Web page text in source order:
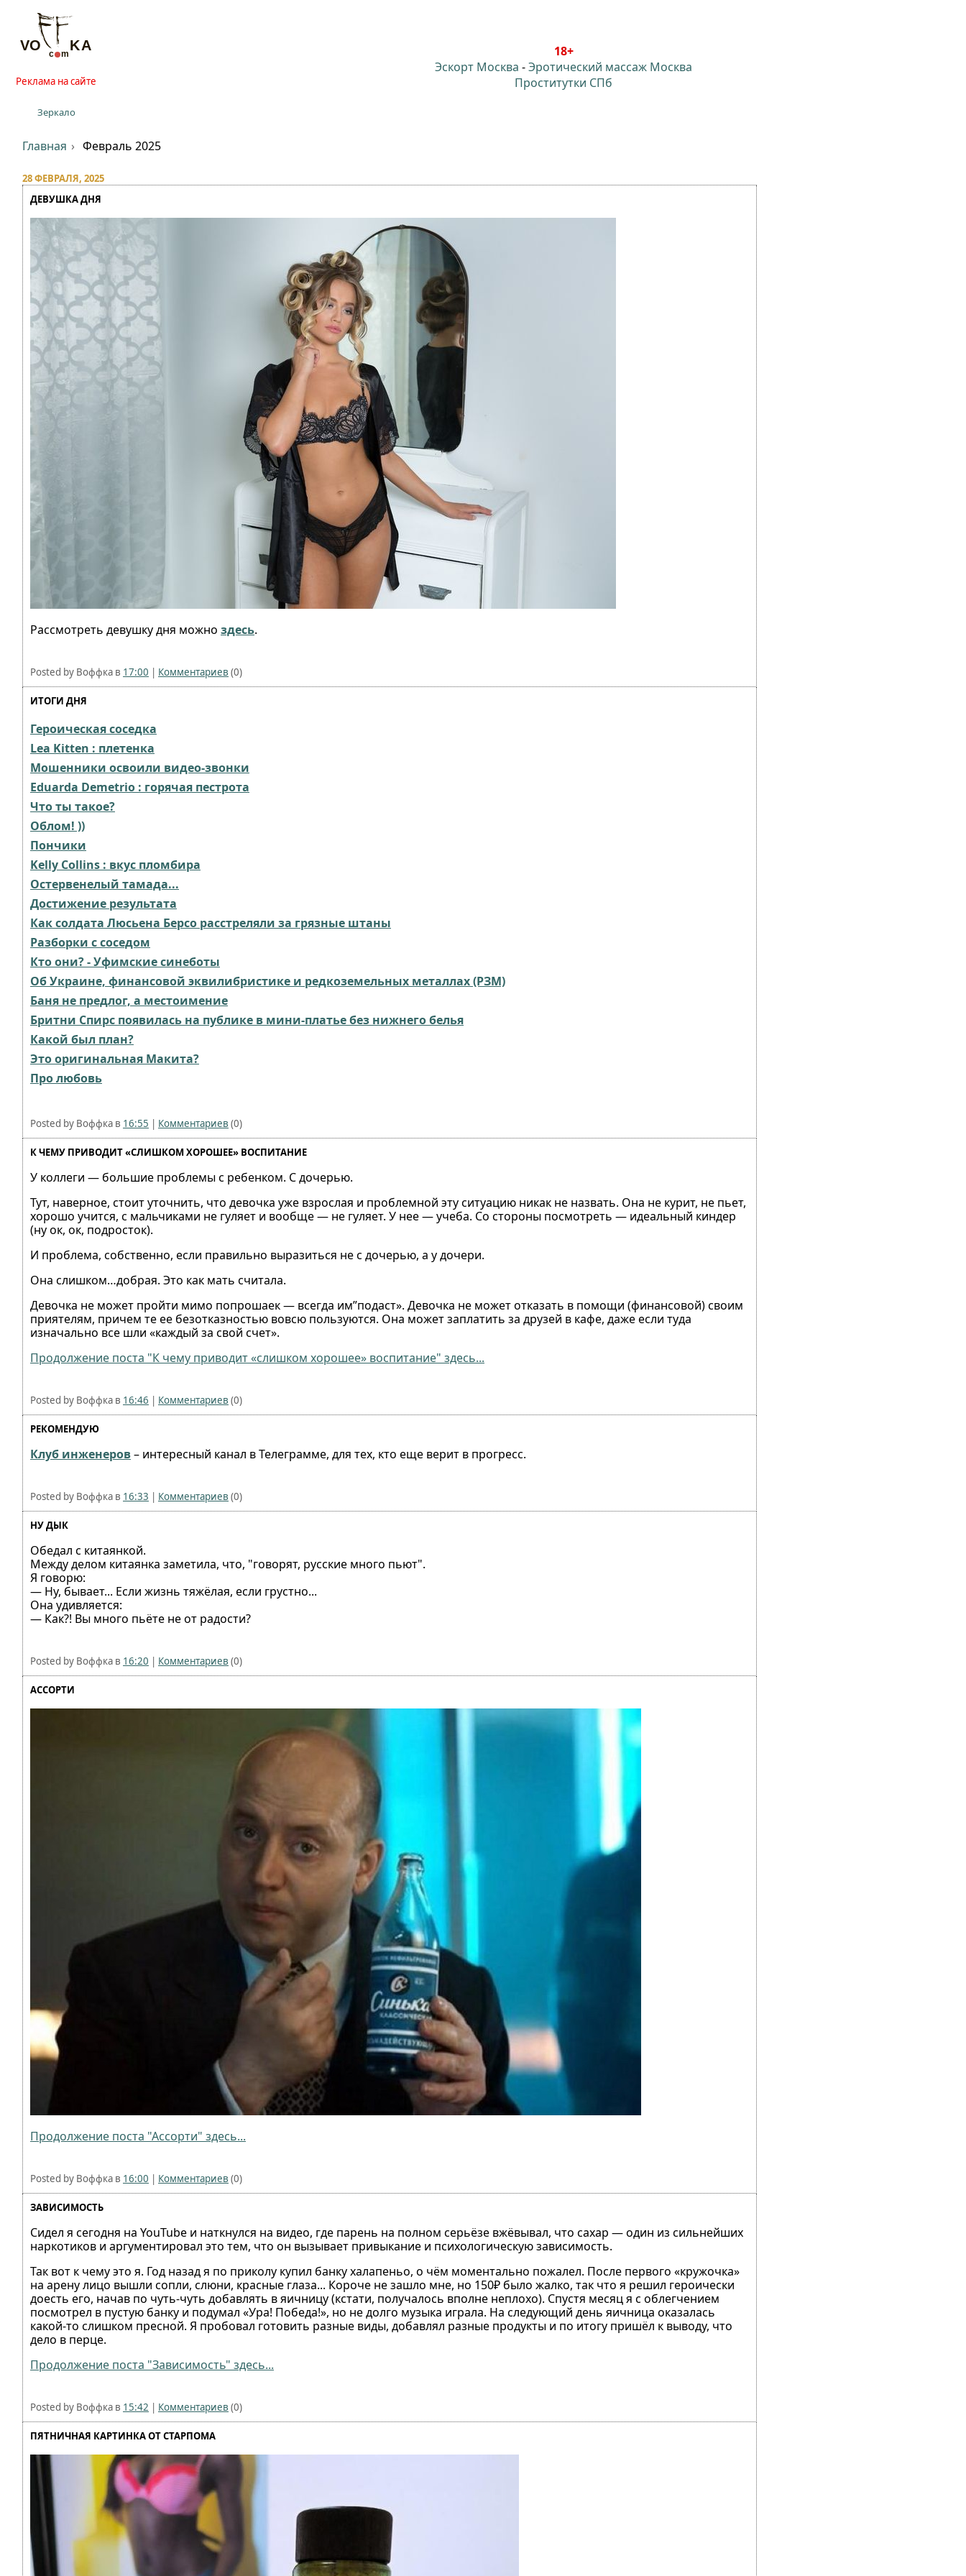
Реклама на сайте
Зеркало
18+
Эскорт Москва -Эротический массаж Москва
Проститутки СПб
Главная Февраль 2025
28 ФЕВРАЛЯ, 2025
ДЕВУШКА ДНЯ
Рассмотреть девушку дня можно здесь.
Posted by Воффка в 17:00 | Комментариев (0)
ИТОГИ ДНЯ
Героическая соседка
Lea Kitten : плетенка
Мошенники освоили видео-звонки
Eduarda Demetrio : горячая пестрота
Что ты такое?
Облом!⁠⁠ ))
Пончики
Kelly Collins : вкус пломбира
Остервенелый тамада...
Достижение результата
Как солдата Люсьена Берсо расстреляли за грязные штаны
Разборки с соседом⁠⁠
Кто они? - Уфимские синеботы
Об Украине, финансовой эквилибристике и редкоземельных металлах (РЗМ)
Баня не предлог, а местоимение⁠⁠
Бритни Спирс появилась на публике в мини-платье без нижнего белья
Какой был план?
Это оригинальная Макита?
Про любовь
Posted by Воффка в 16:55 | Комментариев (0)
К ЧЕМУ ПРИВОДИТ «СЛИШКОМ ХОРОШЕЕ» ВОСПИТАНИЕ
У коллеги — большие проблемы с ребенком. С дочерью.
Тут, наверное, стоит уточнить, что девочка уже взрослая и проблемной эту ситуацию никак не назвать. Она не курит, не пьет,
хорошо учится, с мальчиками не гуляет и вообще — не гуляет. У нее — учеба. Со стороны посмотреть — идеальный киндер
(ну ок, ок, подросток).
И проблема, собственно, если правильно выразиться не с дочерью, а у дочери.
Она слишком…добрая. Это как мать считала.
Девочка не может пройти мимо попрошаек — всегда им”подаст». Девочка не может отказать в помощи (финансовой) своим
приятелям, причем те ее безотказностью вовсю пользуются. Она может заплатить за друзей в кафе, даже если туда
изначально все шли «каждый за свой счет».
Продолжение поста "К чему приводит «слишком хорошее» воспитание" здесь...
Posted by Воффка в 16:46 | Комментариев (0)
РЕКОМЕНДУЮ
Клуб инженеров– интересный канал в Телеграмме, для тех, кто еще верит в прогресс.
Posted by Воффка в 16:33 | Комментариев (0)
НУ ДЫК
Обедал с китаянкой.
Между делом китаянка заметила, что, "говорят, русские много пьют".
Я говорю:
— Ну, бывает... Если жизнь тяжёлая, если грустно...
Она удивляется:
— Как?! Вы много пьёте не от радости?
Posted by Воффка в 16:20 | Комментариев (0)
АССОРТИ
Продолжение поста "Ассорти" здесь...
Posted by Воффка в 16:00 | Комментариев (0)
ЗАВИСИМОСТЬ
Сидел я сегодня на YouTube и наткнулся на видео, где парень на полном серьёзе вжёвывал, что сахар — один из сильнейших
наркотиков и аргументировал это тем, что он вызывает привыкание и психологическую зависимость.
Так вот к чему это я. Год назад я по приколу купил банку халапеньо, о чём моментально пожалел. После первого «кружочка»
на арену лицо вышли сопли, слюни, красные глаза... Короче не зашло мне, но 150₽ было жалко, так что я решил героически
доесть его, начав по чуть-чуть добавлять в яичницу (кстати, получалось вполне неплохо). Спустя месяц я с облегчением
посмотрел в пустую банку и подумал «Ура! Победа!», но не долго музыка играла. На следующий день яичница оказалась
какой-то слишком пресной. Я пробовал готовить разные виды, добавлял разные продукты и по итогу пришёл к выводу, что
дело в перце.
Продолжение поста "Зависимость" здесь...
Posted by Воффка в 15:42 | Комментариев (0)
ПЯТНИЧНАЯ КАРТИНКА ОТ СТАРПОМА